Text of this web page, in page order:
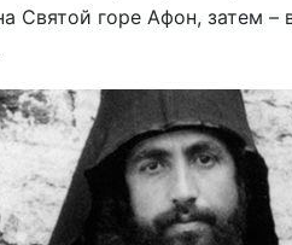
Святой горе Афон, затем